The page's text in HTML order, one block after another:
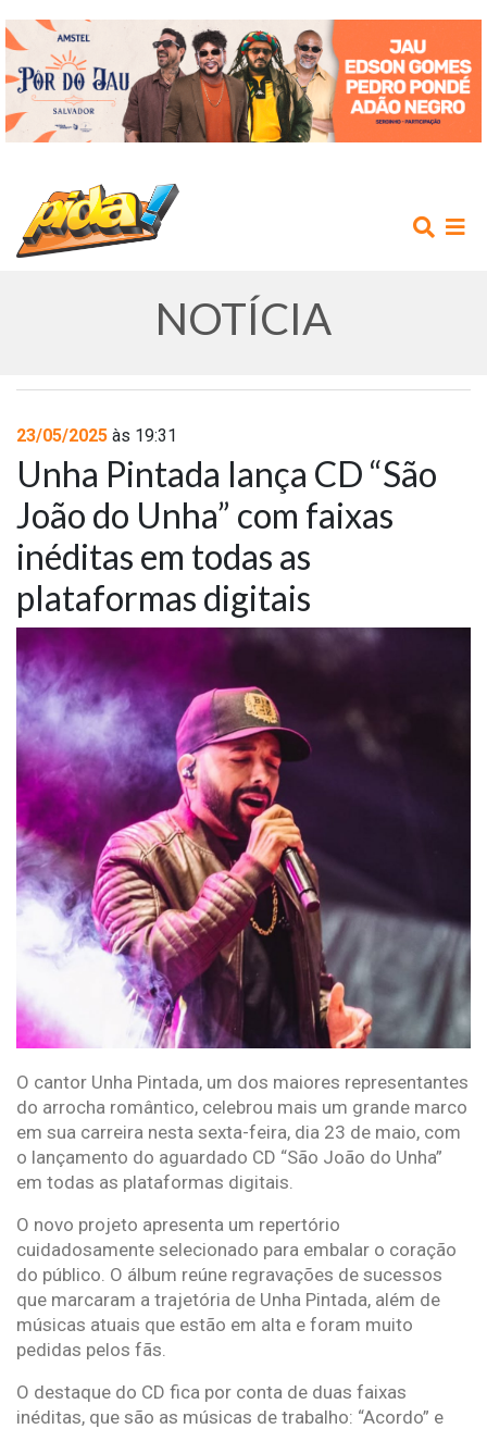
AGENDA
NOTÍCIAS
VÍDEOS
PROMOÇÕES
CONTATO
NOTÍCIA
23/05/2025 às 19:31
Unha Pintada lança CD “São
João do Unha” com faixas
inéditas em todas as
plataformas digitais
O cantor Unha Pintada, um dos maiores representantes
do arrocha romântico, celebrou mais um grande marco
em sua carreira nesta sexta-feira, dia 23 de maio, com
o lançamento do aguardado CD “São João do Unha”
em todas as plataformas digitais.
O novo projeto apresenta um repertório
cuidadosamente selecionado para embalar o coração
do público. O álbum reúne regravações de sucessos
que marcaram a trajetória de Unha Pintada, além de
músicas atuais que estão em alta e foram muito
pedidas pelos fãs.
O destaque do CD fica por conta de duas faixas
inéditas, que são as músicas de trabalho: “Acordo” e